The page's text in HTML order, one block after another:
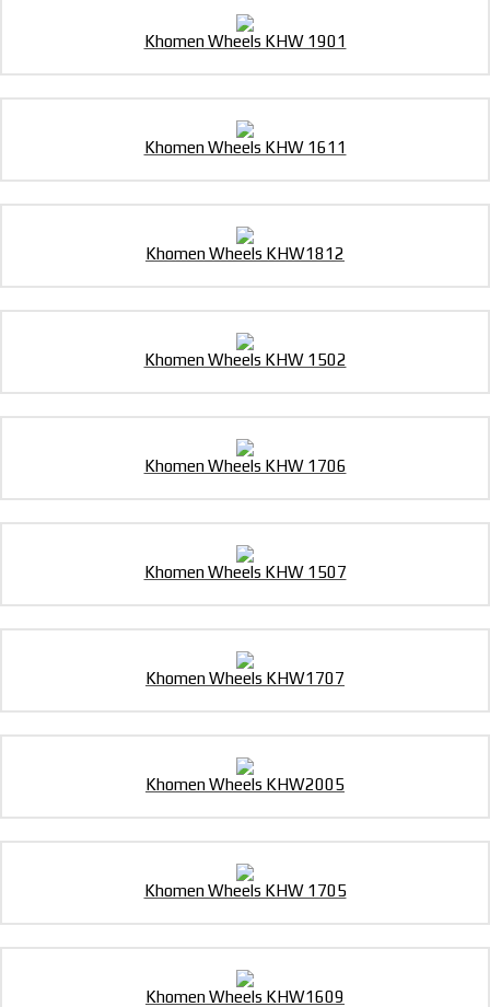
Khomen Wheels KHW 1901
Khomen Wheels KHW 1611
Khomen Wheels KHW1812
Khomen Wheels KHW 1502
Khomen Wheels KHW 1706
Khomen Wheels KHW 1507
Khomen Wheels KHW1707
Khomen Wheels KHW2005
Khomen Wheels KHW 1705
Khomen Wheels KHW1609